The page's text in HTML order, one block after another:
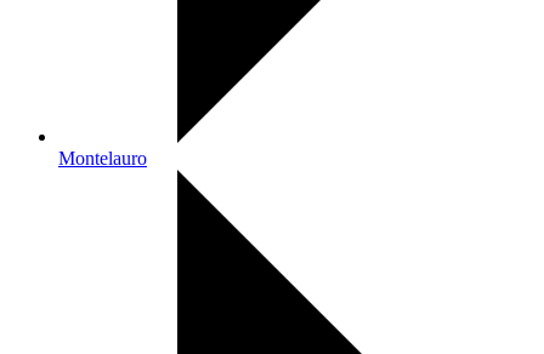
Montelauro